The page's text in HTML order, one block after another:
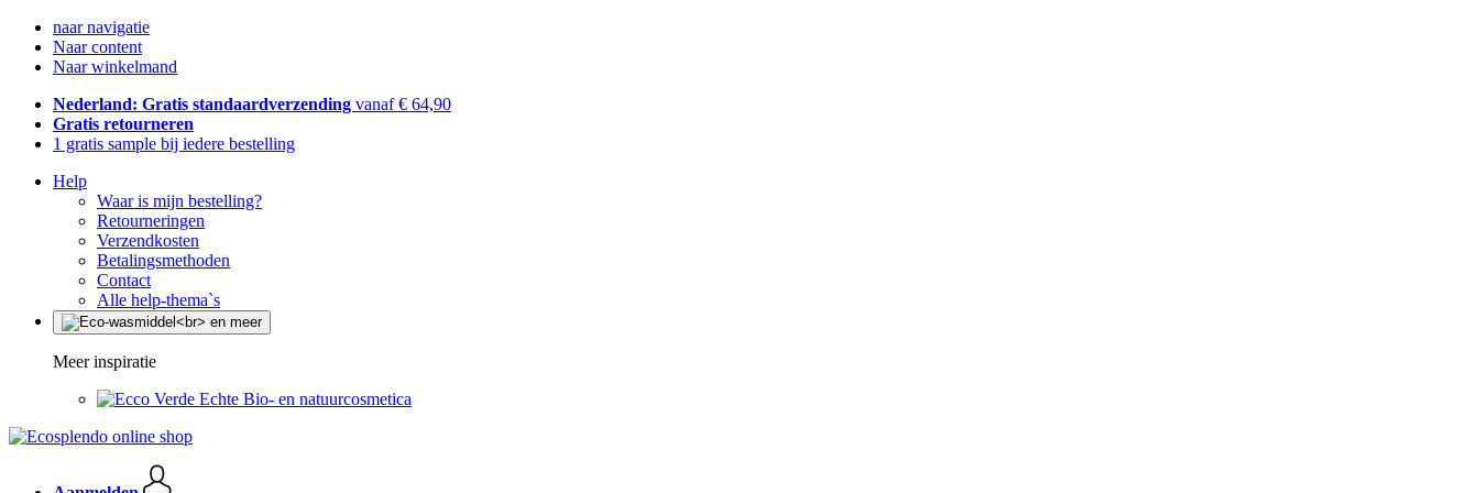
naar navigatie
Naar content
Naar winkelmand
Nederland: Gratis standaardverzending vanaf € 64,90
Gratis retourneren
1 gratis sample bij iedere bestelling
Help
Waar is mijn bestelling?
Retourneringen
Verzendkosten
Betalingsmethoden
Contact
Alle help-thema`s
Meer inspiratie
Echte Bio- en natuurcosmetica